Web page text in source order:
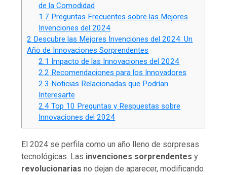
de la Comodidad
1.7 Preguntas Frecuentes sobre las Mejores
Invenciones del 2024
2 Descubre las Mejores Invenciones del 2024: Un
Año de Innovaciones Sorprendentes
2.1 Impacto de las Innovaciones del 2024
2.2 Recomendaciones para los Innovadores
2.3 Noticias Relacionadas que Podrían
Interesarte
2.4 Top 10 Preguntas y Respuestas sobre
Innovaciones del 2024
El 2024 se perfila como un año lleno de sorpresas
tecnológicas. Las invenciones sorprendentes y
revolucionarias no dejan de aparecer, modificando